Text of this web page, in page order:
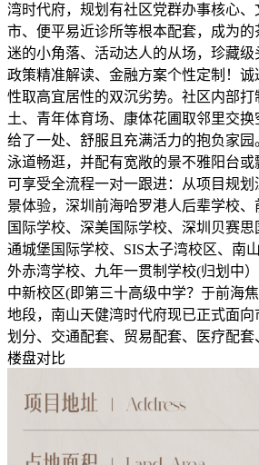
湾时代府，规划有社区党群办事核心
市、便平易近诊所等根本配套，成为
迷的小角落、活动达人的从场，珍藏
政策精准解读、金融方案个性定制！
性取高宜居性的双沉劣势。社区内部
土、青年体育场、康体花圃取邻里交
给了一处、舒服且充满活力的抱负家园
泳道畅逛，并配有宽敞的景不雅阳台
可享受全流程一对一跟进：从项目规
景体验，深圳前海哈罗港人后辈学校
国际学校、深美国际学校、深圳贝赛
通城堡国际学校、SIS太子湾校区、南
外赤湾学校、九年一贯制学校(归划中
中新校区(即第三十高级中学？于前海
地段，南山天健湾时代府现已正式面
划分、交通配套、贸易配套、医疗配
楼盘对比